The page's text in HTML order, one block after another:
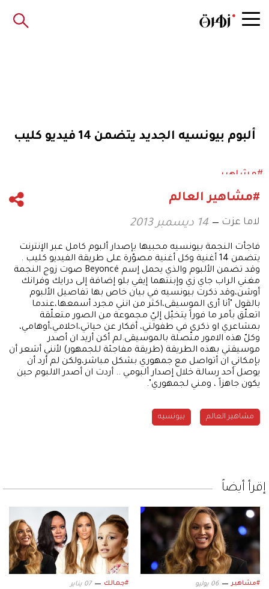
ألبوم بيونسيه الجديد يتضمن 14 فيديو كليب
#مشاهير
#مشاهير العالم
لاما عزت 14 ديسمبر 2013
فاجأت النجمة بيونسيه محبيها بإصدار ألبوم كامل عبر الإنترنت
يتضمن 14 أغنية وكل أغنية مصوّرة على طريقة الفيديو كليب .
وقد تضمن الألبوم والذي يحمل إسم Beyoncé صوت زوج النجمة
مغني الراب جاي زي وإبنتهما إيفي بلو إضافة إلى درايك وفرانك
أوشن،وقد ذكرت بيونسيه في بيان خاص بها تفاصيل الألبوم
بالقول "أنا أرى الموسيقى،اكثر من انني مجرد أسمعها،عندما
اتعلّق بأمر ما فوراً يتخيّل إليّ مجموعة من الصور متعلّقة
بمشاعري او ذكرى في طفولتي، أفكار عن حياتي،احلامي،أوهامي،
وكلّ هذه الامور متّصلة بالموسيقى.لم أكن أريد ان أصدر
موسيقتي بهذه الطريقة (طريقة مفاجئة للجمهور) لأنني أشعر أن
بإمكاني ان أتواصل مع جمهوري بشكل مباشر،ولكن لم أرد أن
يوصل أحد رسالة خلال إصدار ألبومي .. أردت ان أصدر الالبوم حين
يكون جاهزاً ، ومني لجمهوري".
مشاهير العالم بيونسيه
إقرأ أيضاً
#مشاهير 06 يوليو #جمالك 07 يناير